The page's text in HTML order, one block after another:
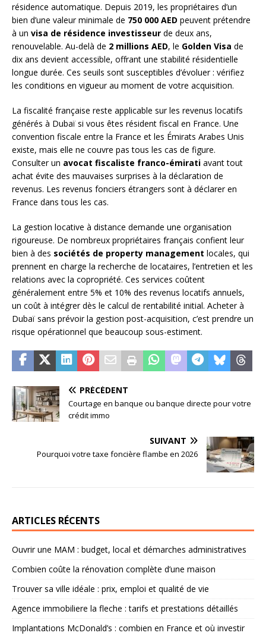
résidence automatique. Depuis 2019, les propriétaires d’un
bien d’une valeur minimale de 750 000 AED peuvent prétendre
à un visa de résidence investisseur de deux ans,
renouvelable. Au-delà de 2 millions AED, le Golden Visa de
dix ans devient accessible, offrant une stabilité résidentielle
longue durée. Ces seuils sont susceptibles d’évoluer : vérifiez
les conditions en vigueur au moment de votre acquisition.
La fiscalité française reste applicable sur les revenus locatifs
générés à Dubaï si vous êtes résident fiscal en France. Une
convention fiscale entre la France et les Émirats Arabes Unis
existe, mais elle ne couvre pas tous les cas de figure.
Consulter un avocat fiscaliste franco-émirati avant tout
achat évite des mauvaises surprises à la déclaration de
revenus. Les revenus fonciers étrangers sont à déclarer en
France dans tous les cas.
La gestion locative à distance demande une organisation
rigoureuse. De nombreux propriétaires français confient leur
bien à des sociétés de property management locales, qui
prennent en charge la recherche de locataires, l’entretien et les
relations avec la copropriété. Ces services coûtent
généralement entre 5% et 10% des revenus locatifs annuels,
un coût à intégrer dès le calcul de rentabilité initial. Acheter à
Dubaï sans prévoir la gestion post-acquisition, c’est prendre un
risque opérationnel que beaucoup sous-estiment.
PRÉCÉDENT
Courtage en banque ou banque directe pour votre
crédit immo
SUIVANT
Pourquoi votre taxe foncière flambe en 2026
ARTICLES RÉCENTS
Ouvrir une MAM : budget, local et démarches administratives
Combien coûte la rénovation complète d’une maison
Trouver sa ville idéale : prix, emploi et qualité de vie
Agence immobiliere la fleche : tarifs et prestations détaillés
Implantations McDonald’s : combien en France et où investir